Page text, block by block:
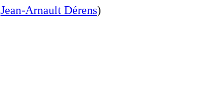
Jean-Arnault Dérens)